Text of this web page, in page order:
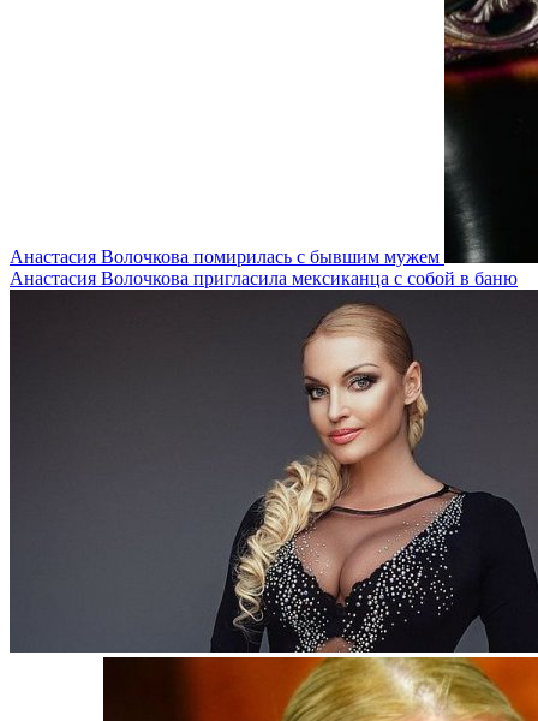
Анастасия Волочкова помирилась с бывшим мужем
Анастасия Волочкова пригласила мексиканца с собой в баню